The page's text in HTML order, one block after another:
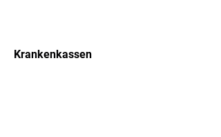
Krankenkassen